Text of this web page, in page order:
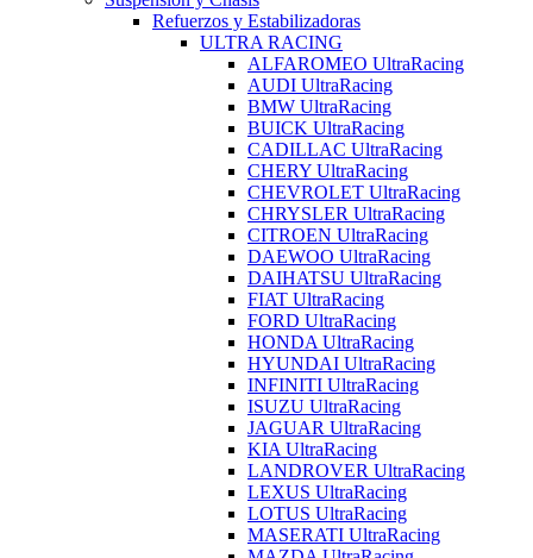
Refuerzos y Estabilizadoras
ULTRA RACING
ALFAROMEO UltraRacing
AUDI UltraRacing
BMW UltraRacing
BUICK UltraRacing
CADILLAC UltraRacing
CHERY UltraRacing
CHEVROLET UltraRacing
CHRYSLER UltraRacing
CITROEN UltraRacing
DAEWOO UltraRacing
DAIHATSU UltraRacing
FIAT UltraRacing
FORD UltraRacing
HONDA UltraRacing
HYUNDAI UltraRacing
INFINITI UltraRacing
ISUZU UltraRacing
JAGUAR UltraRacing
KIA UltraRacing
LANDROVER UltraRacing
LEXUS UltraRacing
LOTUS UltraRacing
MASERATI UltraRacing